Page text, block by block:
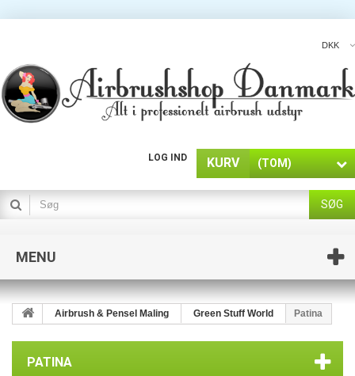
DKK
KURV (TOM)
LOG IND
SØG
MENU
Airbrush & Pensel Maling Green Stuff World Patina
PATINA